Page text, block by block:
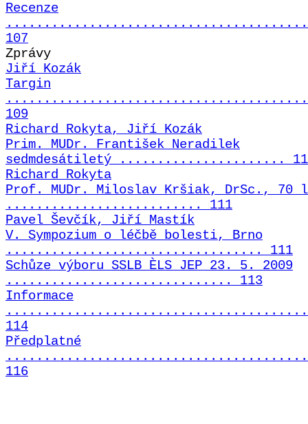
Recenze
107
Zprávy
Jiří Kozák
Targin
109
Richard Rokyta, Jiří Kozák
Prim. MUDr. František Neradilek
sedmdesátiletý ......................
Richard Rokyta
Prof. MUDr. Miloslav Kršiak, DrSc., 70
.......................... 111
Pavel Ševčík, Jiří Mastík
V. Sympozium o léčbě bolesti, Brno
.................................. 111
Schůze výboru SSLB ÈLS JEP 23. 5. 2009
.............................. 113
Informace
114
Předplatné
116